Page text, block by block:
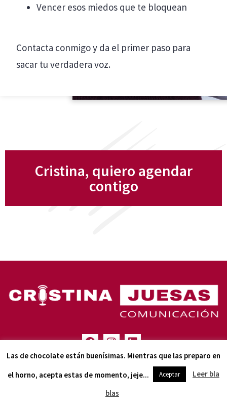
Vencer esos miedos que te bloquean
Contacta conmigo y da el primer paso para
sacar tu verdadera voz.
Cristina, quiero agendar
contigo
(+ 34) 616 93 55 24
LA NEWSLETTER CON C DE COM
Las de chocolate están buenísimas. Mientras que las preparo en
el horno, acepta estas de momento, jeje...
Aceptar
Leer bla
blas